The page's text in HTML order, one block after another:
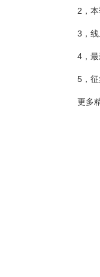
2，
3，
4，
5，
更多